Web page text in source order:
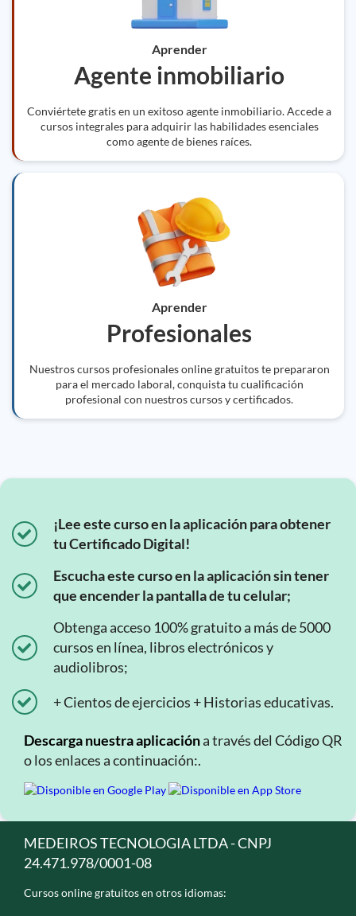
Aprender
Agente inmobiliario
Conviértete gratis en un exitoso agente inmobiliario. Accede a
cursos integrales para adquirir las habilidades esenciales
como agente de bienes raíces.
Aprender
Profesionales
Nuestros cursos profesionales online gratuitos te prepararon
para el mercado laboral, conquista tu cualificación
profesional con nuestros cursos y certificados.
¡Lee este curso en la aplicación para obtener
tu Certificado Digital!
Escucha este curso en la aplicación sin tener
que encender la pantalla de tu celular;
Obtenga acceso 100% gratuito a más de 5000
cursos en línea, libros electrónicos y
audiolibros;
+ Cientos de ejercicios + Historias educativas.
Descarga nuestra aplicacióna través del Código QR
o los enlaces a continuación:.
MEDEIROS TECNOLOGIA LTDA - CNPJ
24.471.978/0001-08
Cursos online gratuitos en otros idiomas: